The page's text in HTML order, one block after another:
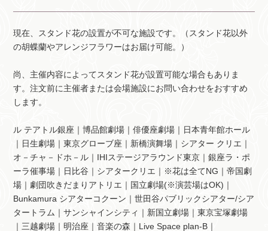
現在、スタンド花の設置が不可な施設です。（スタンド花以外
の胡蝶蘭やアレンジフラワーはお届け可能。）
尚、主催内容によってスタンド花が設置可能な場合もありま
す。注文前に主催者または会場施設にお問い合わせをおすすめ
します。
ル テアトル銀座｜博品館劇場｜俳優座劇場｜日本青年館ホール
｜日生劇場｜東京グローブ座｜新橋演舞場｜シアター クリエ｜
オ－チャ－ドホ－ル｜IHIステージアラウンド東京｜銀座ラ・ポ
ーラ催事場｜日比谷｜シアタークリエ｜※花は全てNG｜帝国劇
場｜劇団吹きだまりアトリエ｜国立劇場(※演芸場はOK)｜
Bunkamura シアターコクーン｜世田谷パブリックシアター/シア
タートラム｜サンシャインシティ｜新国立劇場｜東京宝塚劇場
｜三越劇場｜明治座｜音楽の森｜Live Space plan-B｜